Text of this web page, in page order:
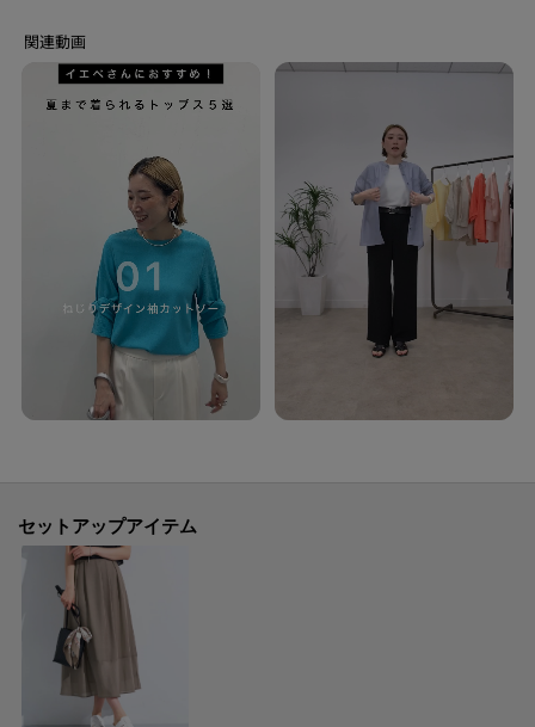
【セットアップアイテム】
セットアップとしても着用いただける同じ素材のアイテムをご用意していま
ワンピース：127－52401
スカート：127－72401
ティアードブラウス：127－82401
バンドカラーシャツ：127－82407
【素材ポイント】
シルキーな光沢のあるスパンタッチのナチュラルな風合いが特徴のローンに
程よいシア―感と軽さを持った清涼感のある着心地に、シワになりにくいイ
透け感：ややあり
伸縮性：なし
生地の厚み：普通
裏地：あり
洗濯方法：洗濯機洗い可
セットアップアイテム